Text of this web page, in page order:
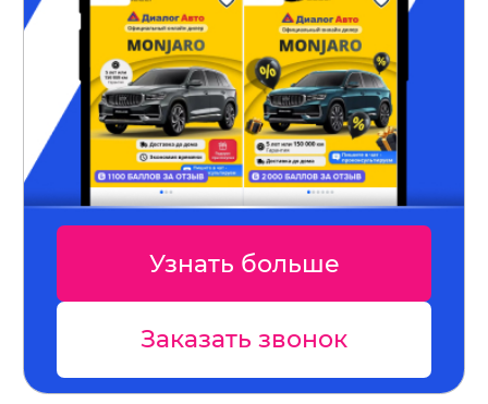
Узнать больше
Заказать звонок